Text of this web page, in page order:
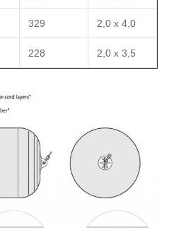
329 2,0 x 4,0
228 2,0 x 3,5